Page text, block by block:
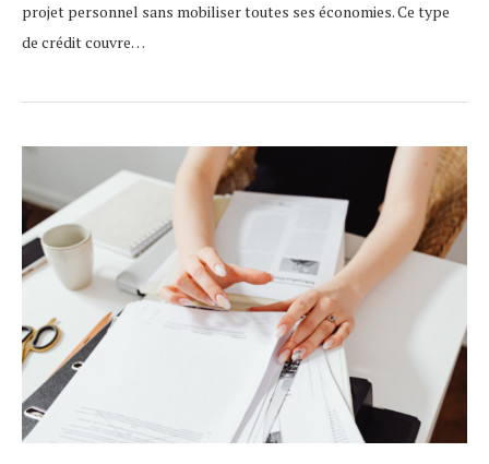
projet personnel sans mobiliser toutes ses économies. Ce type
de crédit couvre…